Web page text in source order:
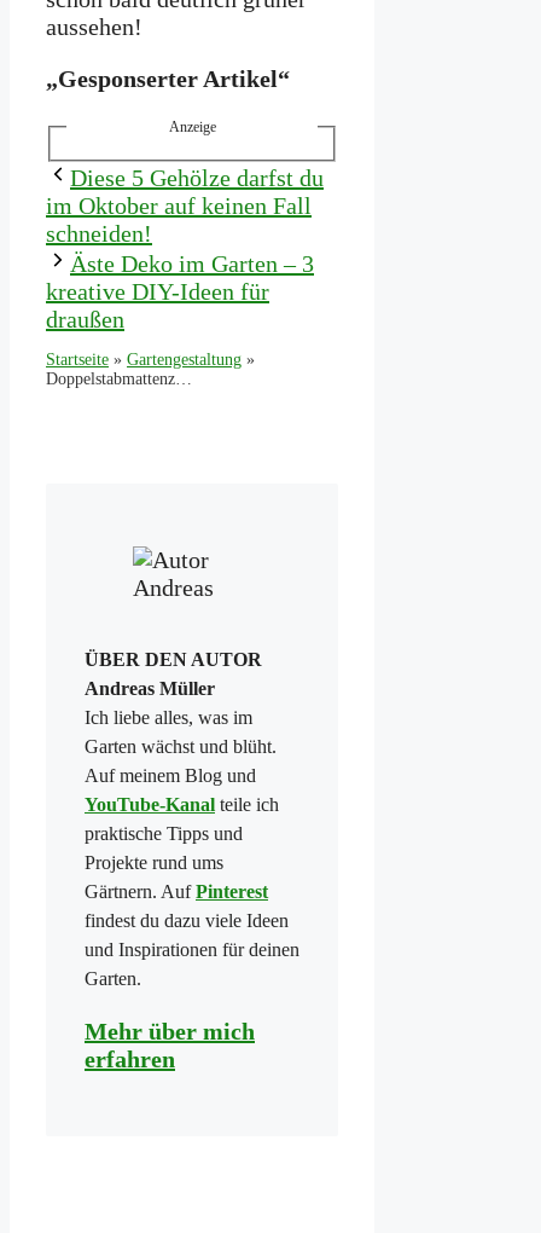
aussehen!
„Gesponserter Artikel“
Anzeige
Diese 5 Gehölze darfst du
im Oktober auf keinen Fall
schneiden!
Äste Deko im Garten – 3
kreative DIY-Ideen für
draußen
Startseite » Gartengestaltung »
Doppelstabmattenzaun bepflanzen – Tipps für Pflanzen & Möglichkeiten
ÜBER DEN AUTOR
Andreas Müller
Ich liebe alles, was im
Garten wächst und blüht.
Auf meinem Blog und
YouTube-Kanal teile ich
praktische Tipps und
Projekte rund ums
Gärtnern. AufPinterest
findest du dazu viele Ideen
und Inspirationen für deinen
Garten.
Mehr über mich
erfahren